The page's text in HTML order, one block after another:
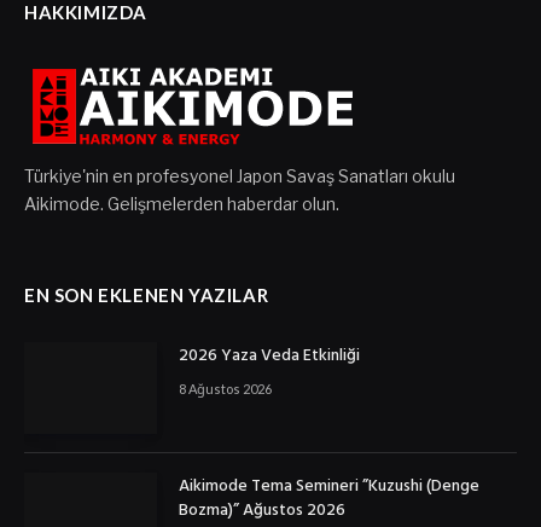
HAKKIMIZDA
Türkiye'nin en profesyonel Japon Savaş Sanatları okulu
Aikimode. Gelişmelerden haberdar olun.
EN SON EKLENEN YAZILAR
2026 Yaza Veda Etkinliği
8 Ağustos 2026
Aikimode Tema Semineri ”Kuzushi (Denge
Bozma)” Ağustos 2026